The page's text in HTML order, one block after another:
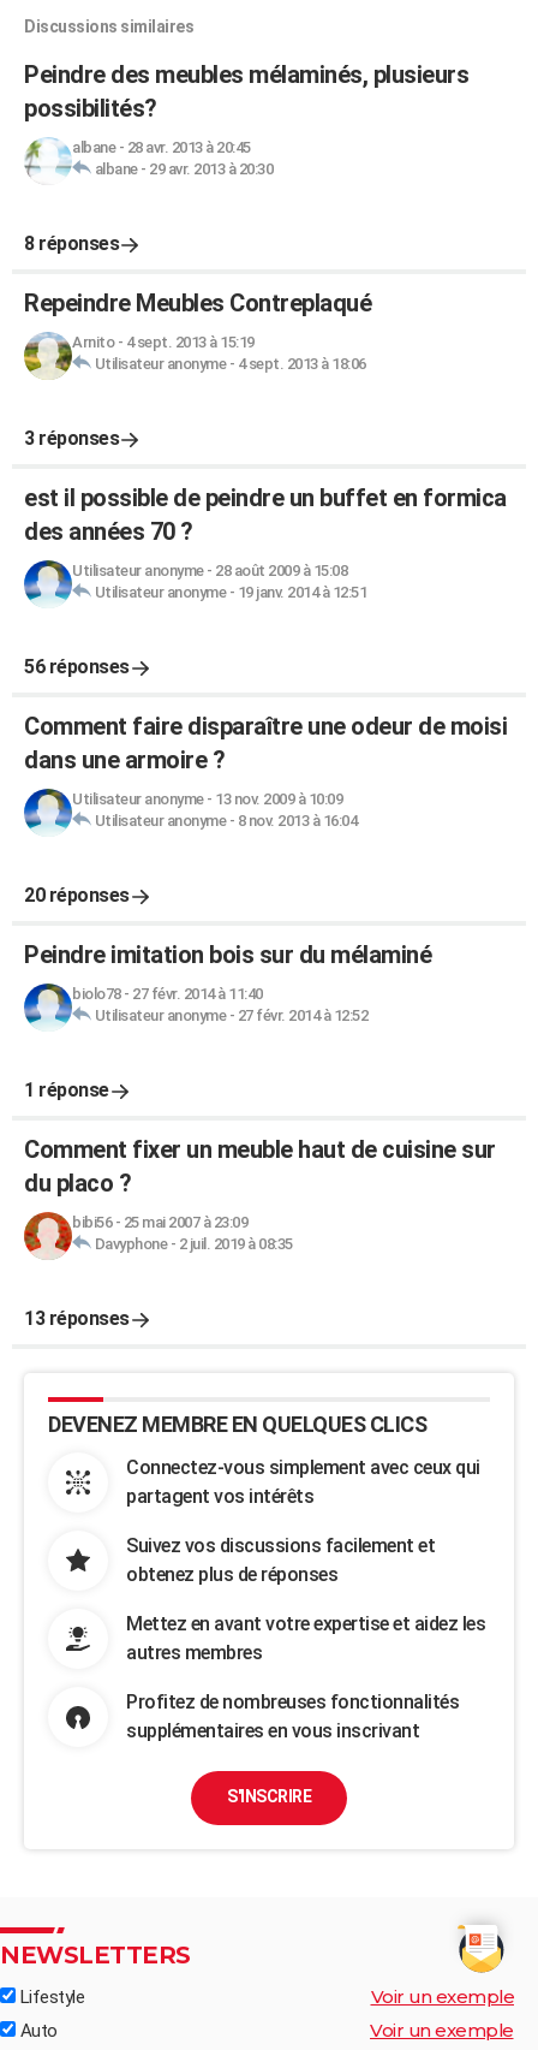
Discussions similaires
Peindre des meubles mélaminés, plusieurs
possibilités?
albane- 28 avr. 2013 à 20:45
albane- 29 avr. 2013 à 20:30
8 réponses
Repeindre Meubles Contreplaqué
Arnito- 4 sept. 2013 à 15:19
Utilisateur anonyme- 4 sept. 2013 à 18:06
3 réponses
est il possible de peindre un buffet en formica
des années 70 ?
Utilisateur anonyme- 28 août 2009 à 15:08
Utilisateur anonyme- 19 janv. 2014 à 12:51
56 réponses
Comment faire disparaître une odeur de moisi
dans une armoire ?
Utilisateur anonyme- 13 nov. 2009 à 10:09
Utilisateur anonyme- 8 nov. 2013 à 16:04
20 réponses
Peindre imitation bois sur du mélaminé
biolo78- 27 févr. 2014 à 11:40
Utilisateur anonyme- 27 févr. 2014 à 12:52
1 réponse
Comment fixer un meuble haut de cuisine sur
du placo ?
bibi56- 25 mai 2007 à 23:09
Davyphone- 2 juil. 2019 à 08:35
13 réponses
DEVENEZ MEMBRE EN QUELQUES CLICS
Connectez-vous simplement avec ceux qui
partagent vos intérêts
Suivez vos discussions facilement et
obtenez plus de réponses
Mettez en avant votre expertise et aidez les
autres membres
Profitez de nombreuses fonctionnalités
supplémentaires en vous inscrivant
S'INSCRIRE
NEWSLETTERS
Lifestyle Voir un exemple
Auto Voir un exemple